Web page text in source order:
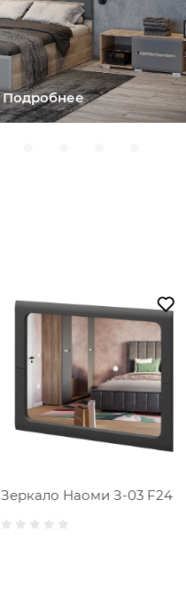
Подробнее
Зеркало Наоми З-03 F24